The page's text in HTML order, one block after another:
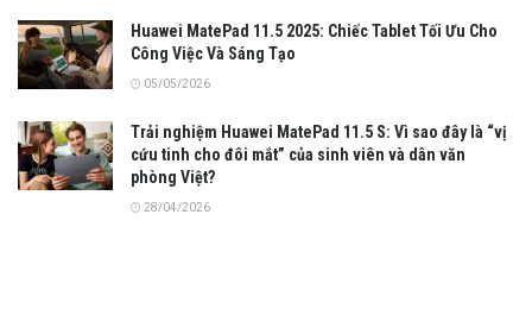
Huawei MatePad 11.5 2025: Chiếc Tablet Tối Ưu Cho
Công Việc Và Sáng Tạo
05/05/2026
Trải nghiệm Huawei MatePad 11.5 S: Vì sao đây là “vị
cứu tinh cho đôi mắt” của sinh viên và dân văn
phòng Việt?
28/04/2026